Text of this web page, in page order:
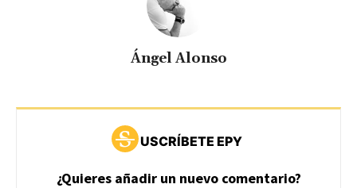
Ángel Alonso
USCRÍBETE EPY
¿Quieres añadir un nuevo comentario?